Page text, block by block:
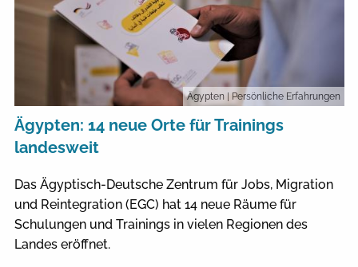
Ägypten | Persönliche Erfahrungen
Ägypten: 14 neue Orte für Trainings
landesweit
Das Ägyptisch-Deutsche Zentrum für Jobs, Migration
und Reintegration (EGC) hat 14 neue Räume für
Schulungen und Trainings in vielen Regionen des
Landes eröffnet.